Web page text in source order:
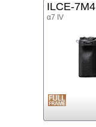
ILCE-7M4
α7 IV